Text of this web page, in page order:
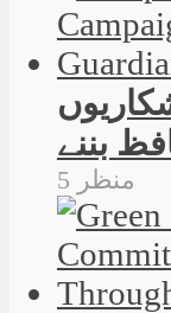
5 منظر